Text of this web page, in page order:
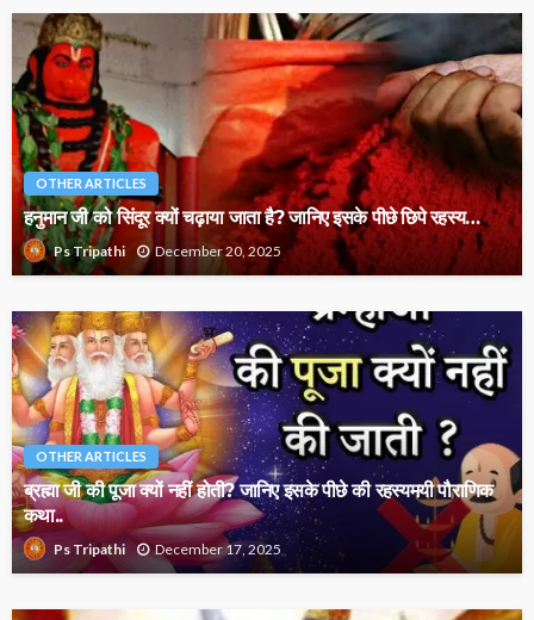
OTHER ARTICLES
हनुमान जी को सिंदूर क्यों चढ़ाया जाता है? जानिए इसके पीछे छिपे रहस्य…
Ps Tripathi December 20, 2025
OTHER ARTICLES
ब्रह्मा जी की पूजा क्यों नहीं होती? जानिए इसके पीछे की रहस्यमयी पौराणिक
कथा..
Ps Tripathi December 17, 2025